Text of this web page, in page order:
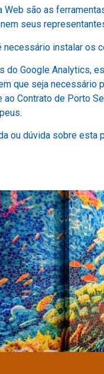
Web são as
seus
necessário instalar os
do Google Analytics,
que seja necessário
ao Contrato de Porto
ou dúvida sobre